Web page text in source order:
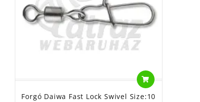
Forgó Daiwa Fast Lock Swivel Size:10